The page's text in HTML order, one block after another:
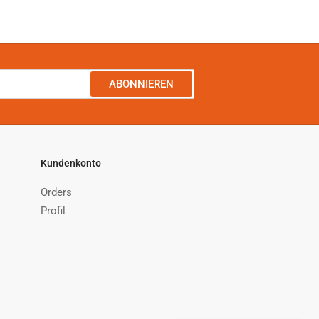
ABONNIEREN
Kundenkonto
Orders
Profil